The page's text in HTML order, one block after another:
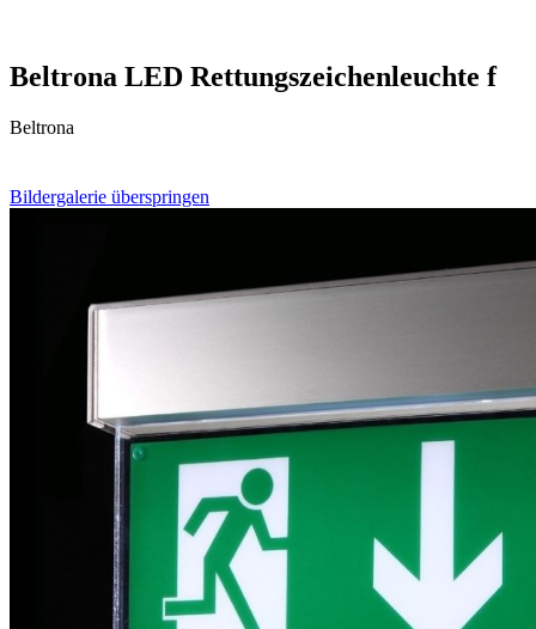
Beltrona LED Rettungszeichenleuchte f
Beltrona
Bildergalerie überspringen